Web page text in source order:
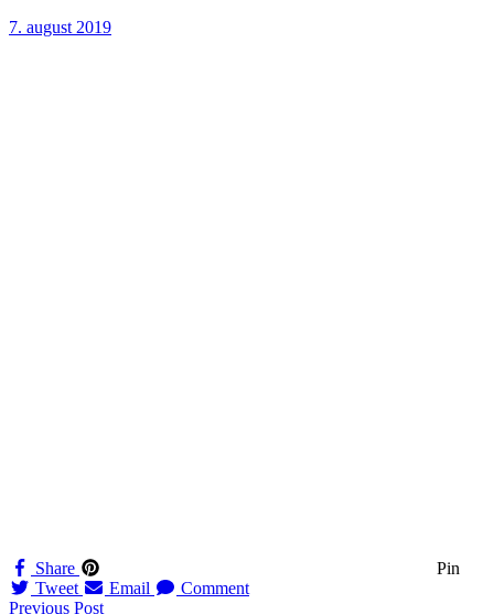
7. august 2019
Share
Pin
Tweet
Email Comment
Previous Post